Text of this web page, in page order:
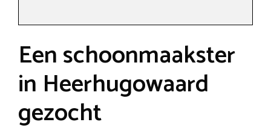
Een schoonmaakster
in Heerhugowaard
gezocht